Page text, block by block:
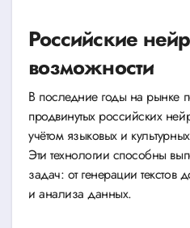
Российские
возможности
В последние годы на рынке
продвинутых российских
учётом языковых и
Эти технологии способны
задач: от генерации
и анализа данных.